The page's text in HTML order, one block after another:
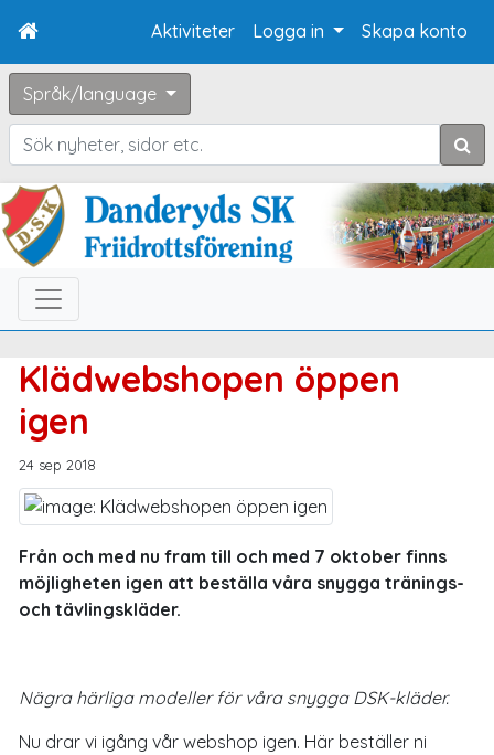
Aktiviteter Logga in Skapa konto
Språk/language
Sök
Klädwebshopen öppen
igen
24 sep 2018
Från och med nu fram till och med 7 oktober finns
möjligheten igen att beställa våra snygga tränings-
och tävlingskläder.
Nägra härliga modeller för våra snygga DSK-kläder.
Nu drar vi igång vår webshop igen. Här beställer ni